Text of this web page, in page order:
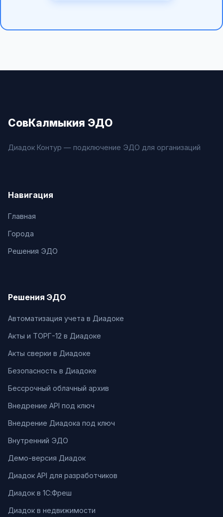
СовКалмыкия ЭДО
Диадок Контур — подключение ЭДО для организаций
Навигация
Главная
Города
Решения ЭДО
Решения ЭДО
Автоматизация учета в Диадоке
Акты и ТОРГ-12 в Диадоке
Акты сверки в Диадоке
Безопасность в Диадоке
Бессрочный облачный архив
Внедрение API под ключ
Внедрение Диадока под ключ
Внутренний ЭДО
Демо-версия Диадок
Диадок API для разработчиков
Диадок в 1С:Фреш
Диадок в недвижимости